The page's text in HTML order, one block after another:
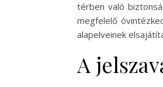
térben való
megfelelő
alapelveinek
A